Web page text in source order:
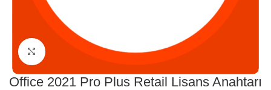
Click to enlarge
Office 2021 Pro Plus Retail Lisans Anahtarı